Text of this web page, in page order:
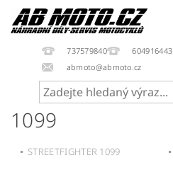
737579840
604916443
abmoto@abmoto.cz
1099
STREETFIGHTER 1099